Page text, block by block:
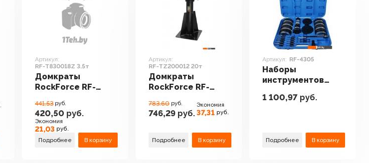
Артикул:
RF-T830018Z 3.5т
Домкраты
RockForce RF-
441.53 руб.
420,50 руб.
Экономия
21,03 руб.
Подробнее
В корзину
Артикул:
RF-TZ200012 20т
Домкраты
RockForce RF-
783.60 руб.
746,29 руб.
Экономия
37,31 руб.
Подробнее В корзину
Артикул: RF-4305
Наборы
инструментов
4305
1 100,97 руб.
Подробнее В корзину